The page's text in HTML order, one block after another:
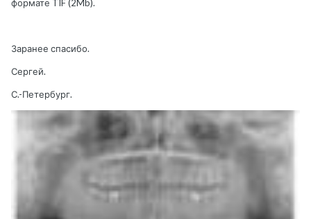
формате TIF (2Mb).
Заранее спасибо.
Сергей.
С.-Петербург.